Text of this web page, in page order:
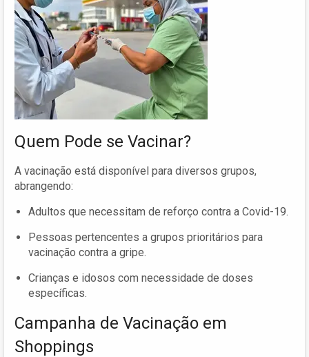
Quem Pode se Vacinar?
A vacinação está disponível para diversos grupos,
abrangendo:
Adultos que necessitam de reforço contra a Covid-19.
Pessoas pertencentes a grupos prioritários para
vacinação contra a gripe.
Crianças e idosos com necessidade de doses
específicas.
Campanha de Vacinação em
Shoppings